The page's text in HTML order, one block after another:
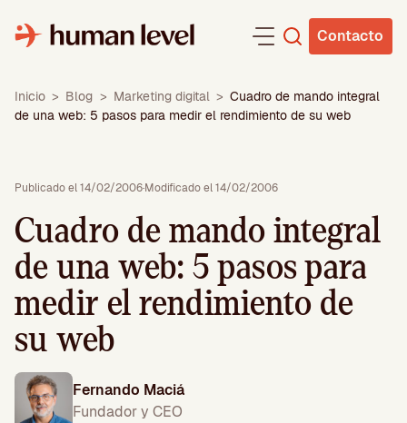
contenido
Contacto
Inicio > Blog > Marketing digital > Cuadro de mando integral
de una web: 5 pasos para medir el rendimiento de su web
Publicado el 14/02/2006·Modificado el 14/02/2006
Cuadro de mando integral
de una web: 5 pasos para
medir el rendimiento de
su web
Fernando Maciá
Fundador y CEO